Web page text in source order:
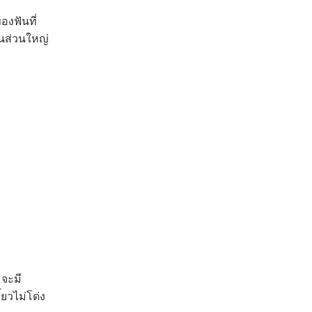
งฟันที่
ส่วนใหญ่
ะมี
วไม่โด่ง